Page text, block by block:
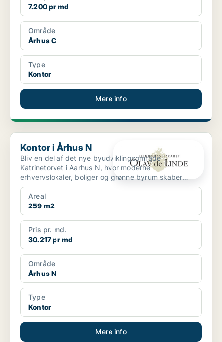
7.200 pr md
Område
Århus C
Type
Kontor
Mere info
Kontor i Århus N
Kontor i Århus N
Bliv en del af det nye byudviklingsområde
Katrinetorvet i Aarhus N, hvor moderne
erhvervslokaler, boliger og grønne byrum skaber
inspirerende rammer for virk...
Areal
259 m2
Pris pr. md.
30.217 pr md
Område
Århus N
Type
Kontor
Mere info